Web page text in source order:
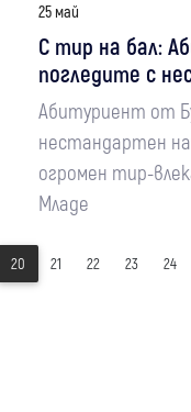
25 май
С тир на бал:
погледите с
Абитуриент от
нестандартен
огромен тир-
Младе
20 21 22 23 24